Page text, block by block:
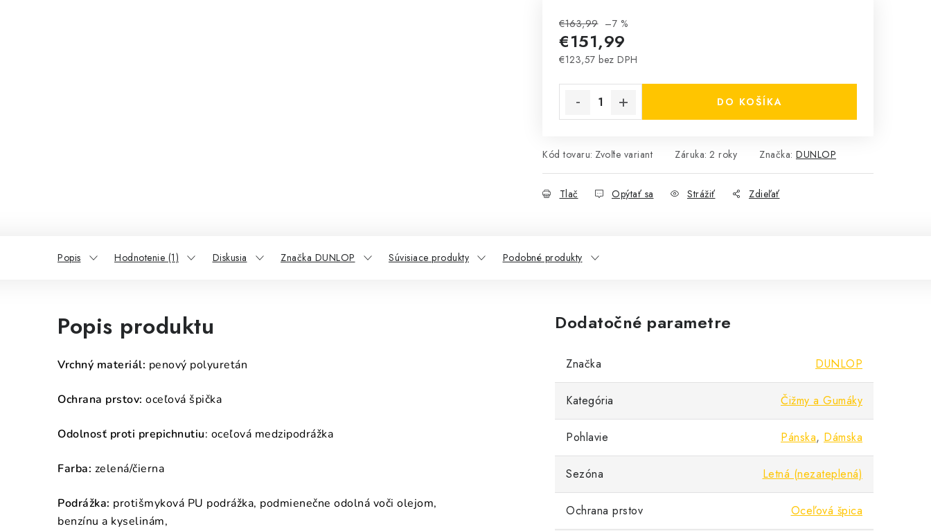
€163,99 –7 %
€151,99
€123,57 bez DPH
DO KOŠÍKA
Kód tovaru: Zvoľte variant Záruka: 2 roky Značka: DUNLOP
Tlač Opýtať sa Strážiť Zdieľať
Popis Hodnotenie (1) Diskusia Značka DUNLOP Súvisiace produkty Podobné produkty
Popis produktu
Vrchný materiál: penový polyuretán
Ochrana prstov: oceľová špička
Odolnosť proti prepichnutiu: oceľová medzipodrážka
Farba: zelená/čierna
Podrážka: protišmyková PU podrážka, podmienečne odolná voči olejom,
benzínu a kyselinám,
Dodatočné parametre
Značka DUNLOP
Kategória Čižmy a Gumáky
Pohlavie Pánska, Dámska
Sezóna Letná (nezateplená)
Ochrana prstov Oceľová špica